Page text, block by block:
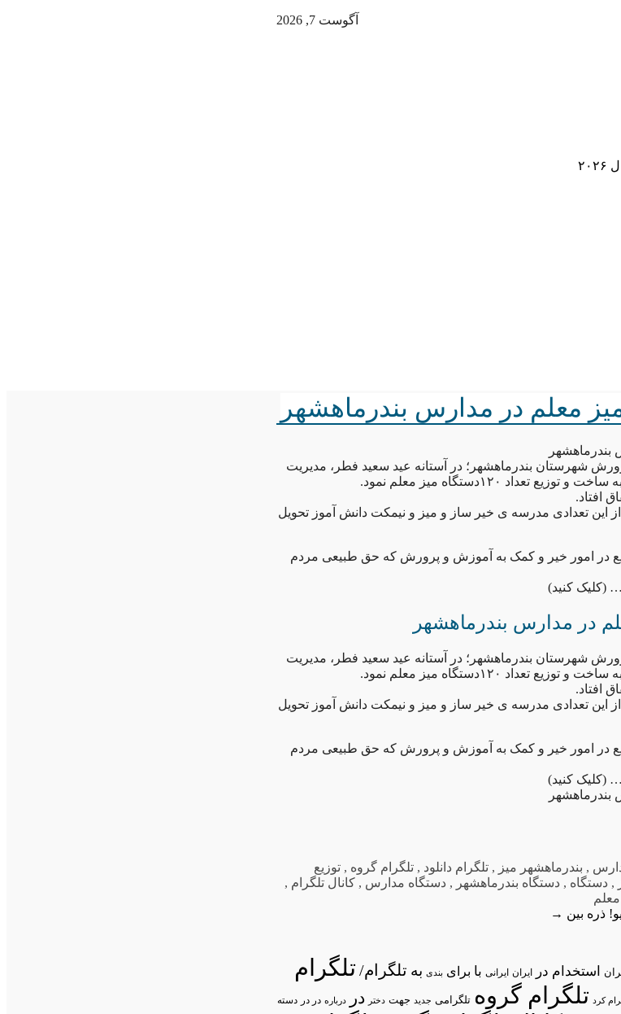
آگوست 7, 2026
شهرستان بندرماهشهر؛ در آستانه عید سعید فطر، مدیریت
۱۲۰دستگاه میز معلم نمود.
افتاد.
این تعدادی مدرسه ی خیر ساز و میز و نیمکت دانش آموز تحویل
در امور خیر و کمک به آموزش و پرورش که حق طبیعی مردم
(کلیک کنید)
شهرستان بندرماهشهر؛ در آستانه عید سعید فطر، مدیریت
۱۲۰دستگاه میز معلم نمود.
افتاد.
این تعدادی مدرسه ی خیر ساز و میز و نیمکت دانش آموز تحویل
در امور خیر و کمک به آموزش و پرورش که حق طبیعی مردم
(کلیک کنید)
, بندرماهشهر میز , تلگرام دانلود , تلگرام گروه , توزیع
, دستگاه , دستگاه بندرماهشهر , دستگاه مدارس , کانال تلگرام ,
معلم
ذره بین →
استخدام در ایران ایرانی با برای بندی به تلگرام/ تلگرام
کرد تلگرام گروه تلگرامی جدید جهت دختر در درباره در در دسته